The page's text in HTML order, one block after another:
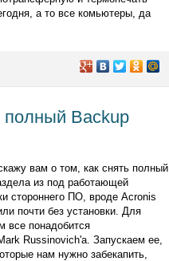
а то все комьютеры, да
полный Backup
вам о том, как снять полный
из под работающей
стороннего ПО, вроде Acronis
почти без установки. Для
все понадобится
Russinovich'а. Запускаем ее,
нам нужно забекапить,